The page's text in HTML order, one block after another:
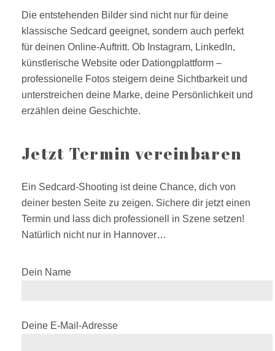
Die entstehenden Bilder sind nicht nur für deine
klassische Sedcard geeignet, sondern auch perfekt
für deinen Online-Auftritt. Ob Instagram, LinkedIn,
künstlerische Website oder Dationgplattform –
professionelle Fotos steigern deine Sichtbarkeit und
unterstreichen deine Marke, deine Persönlichkeit und
erzählen deine Geschichte.
Jetzt Termin vereinbaren
Ein Sedcard-Shooting ist deine Chance, dich von
deiner besten Seite zu zeigen. Sichere dir jetzt einen
Termin und lass dich professionell in Szene setzen!
Natürlich nicht nur in Hannover…
Dein Name
Deine E-Mail-Adresse